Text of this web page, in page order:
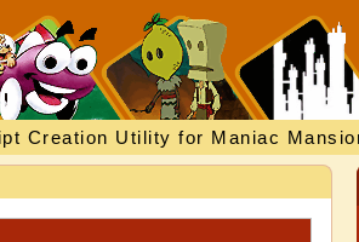
Creation Utility for Maniac